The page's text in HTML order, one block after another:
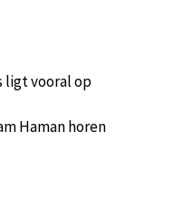
ligt vooral op
Haman horen
en legaten